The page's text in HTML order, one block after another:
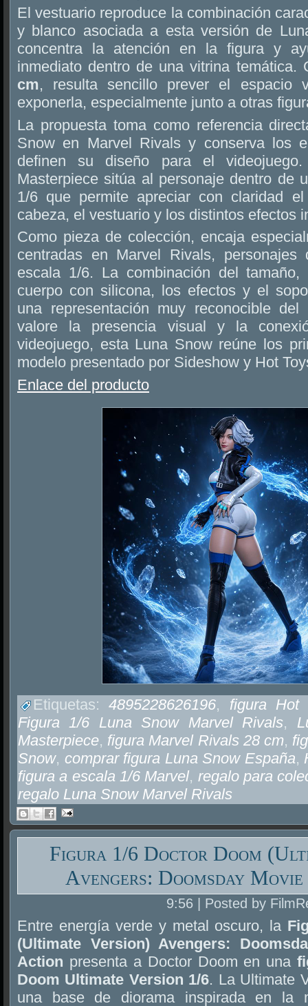
El vestuario reproduce la combinación
y blanco asociada a esta versión de
concentra la atención en la figura y
inmediato dentro de una vitrina
cm, resulta sencillo prever el espacio
exponerla, especialmente junto a otras
La propuesta toma como referencia
Snow en Marvel Rivals y conserva los
definen su diseño para el
Masterpiece sitúa al personaje dentro de
1/6 que permite apreciar con claridad
cabeza, el vestuario y los distintos efectos
Como pieza de colección, encaja
centradas en Marvel Rivals,
escala 1/6. La combinación del
cuerpo con silicona, los efectos y el
una representación muy reconocible
valore la presencia visual y la
videojuego, esta Luna Snow reúne los
modelo presentado por Sideshow y Hot
Enlace del producto
Etiquetas:4895228626196, figura Hot
Figura 1/6 Luna Snow Marvel Rivals,
Masterpiece, figura Marvel Rivals 28 cm,
Snow, comprar figura Luna Snow España,
figura a escala 1/6 Marvel, regalo para
regalo Luna Snow Marvel Rivals
Figura 1/6 Doctor Doom
Avengers: Doomsday
9:56 | Posted by
Entre energía verde y metal oscuro, la
(Ultimate Version) Avengers:
Action presenta a Doctor Doom en una
Doom Ultimate Version 1/6. La Ultimate
una base de diorama inspirada en la